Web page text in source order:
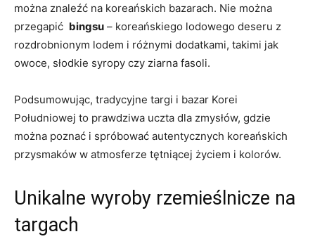
można znaleźć na koreańskich ‌bazarach. Nie można
‌przegapić ⁤ bingsu – koreańskiego lodowego deseru z⁤
rozdrobnionym lodem i różnymi dodatkami, takimi jak⁤
owoce, słodkie syropy czy ⁢ziarna​ fasoli.
Podsumowując, tradycyjne targi i bazar⁣ Korei
Południowej⁢ to ⁢prawdziwa uczta dla zmysłów, gdzie
można poznać i spróbować autentycznych koreańskich
przysmaków ⁢w atmosferze tętniącej życiem ‌i kolorów.
Unikalne wyroby rzemieślnicze​ na⁢
targach